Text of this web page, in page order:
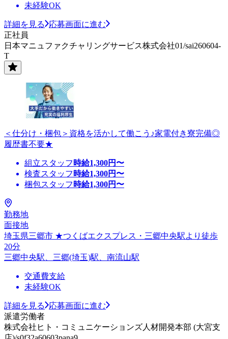
未経験OK
詳細を見る
応募画面に進む
正社員
日本マニュファクチャリングサービス株式会社01/sai260604-
T
＜仕分け・梱包＞資格を活かして働こう♪家電付き寮完備◎
履歴書不要★
組立スタッフ 時給1,300円〜
検査スタッフ 時給1,300円〜
梱包スタッフ 時給1,300円〜
勤務地
面接地
埼玉県三郷市 ★つくばエクスプレス・三郷中央駅より徒歩
20分
三郷中央駅、三郷(埼玉)駅、南流山駅
交通費支給
未経験OK
詳細を見る
応募画面に進む
派遣労働者
株式会社ヒト・コミュニケーションズ人材開発本部 (大宮支